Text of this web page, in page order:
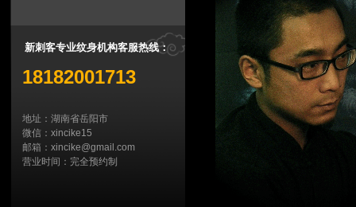
新刺客专业纹身机构客服热线：
18182001713
地址：湖南省岳阳市
微信：xincike15
邮箱：xincike@gmail.com
营业时间：完全预约制